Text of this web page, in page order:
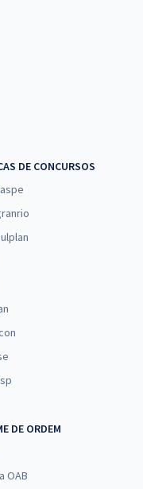
Federal (Efetivo) -
- Geografia
Específicos para
- Administração
edital)
DE CONCURSOS
DE ORDEM
OAB